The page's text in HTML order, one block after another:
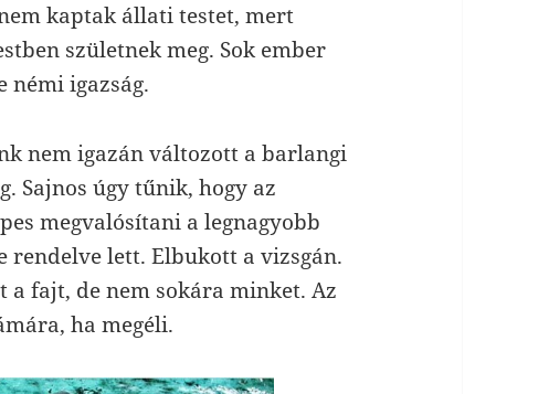
kaptak állati testet, mert
születnek meg. Sok ember
némi igazság.
nem igazán változott a barlangi
Sajnos úgy tűnik, hogy az
megvalósítani a legnagyobb
rendelve lett. Elbukott a vizsgán.
a fajt, de nem sokára minket. Az
ha megéli.